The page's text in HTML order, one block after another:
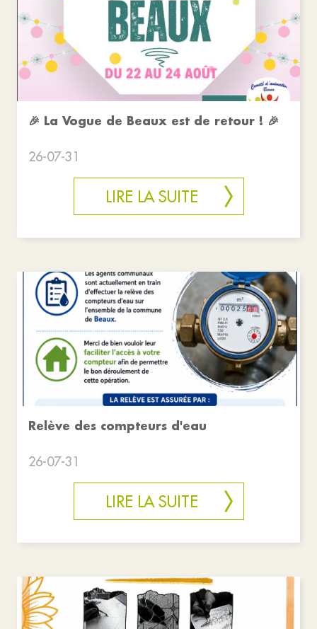
🎉 La Vogue de Beaux est de retour ! 🎉
26-07-31
LIRE LA SUITE
Relève des compteurs d'eau
26-07-31
LIRE LA SUITE